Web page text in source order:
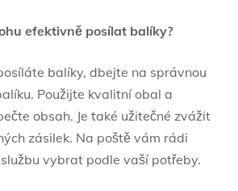
efektivně posílat balíky?
balíky, dbejte na správnou
Použijte kvalitní obal a
obsah. Je také užitečné zvážit
zásilek. Na poště vám rádi
vybrat podle vaší potřeby.